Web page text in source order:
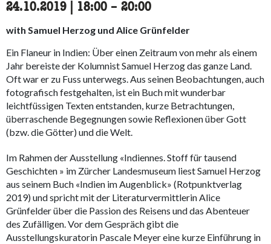
24.10.2019 18:00 accessibility.time_to
– 20:00
with Samuel Herzog und Alice Grünfelder
Ein Flaneur in Indien: Über einen Zeitraum von mehr als einem
Jahr bereiste der Kolumnist Samuel Herzog das ganze Land.
Oft war er zu Fuss unterwegs. Aus seinen Beobachtungen, auch
fotografisch festgehalten, ist ein Buch mit wunderbar
leichtfüssigen Texten entstanden, kurze Betrachtungen,
überraschende Begegnungen sowie Reflexionen über Gott
(bzw. die Götter) und die Welt.
Im Rahmen der Ausstellung «Indiennes. Stoff für tausend
Geschichten » im Zürcher Landesmuseum liest Samuel Herzog
aus seinem Buch «Indien im Augenblick» (Rotpunktverlag
2019) und spricht mit der Literaturvermittlerin Alice
Grünfelder über die Passion des Reisens und das Abenteuer
des Zufälligen. Vor dem Gespräch gibt die
Ausstellungskuratorin Pascale Meyer eine kurze Einführung in